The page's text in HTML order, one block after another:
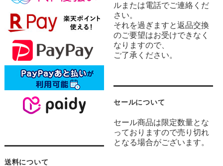
送料について
ルまたは電話でご連絡くだ
さい。
それを過ぎますと返品交換
のご要望はお受けできなく
なりますので、
ご了承ください。
セールについて
セール商品は限定数量とな
っておりますので売り切れ
となる場合がございます。